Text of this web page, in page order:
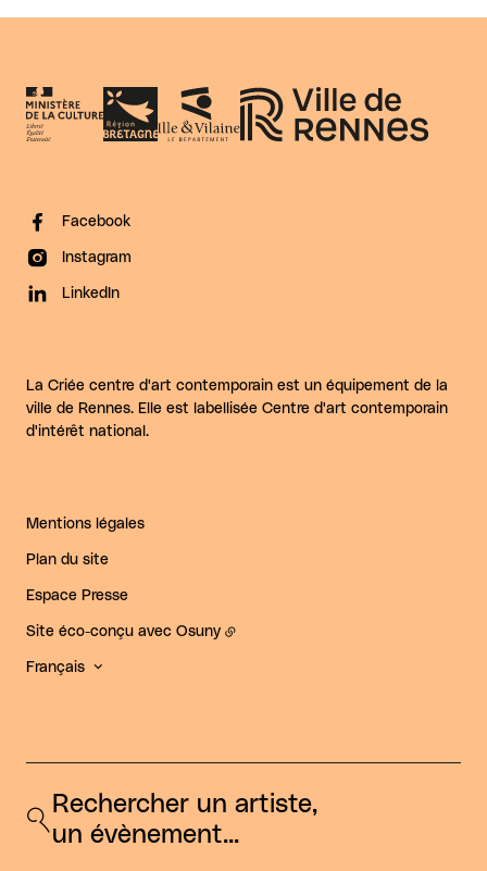
Facebook
Instagram
LinkedIn
La Criée centre d'art contemporain est un équipement de la
ville de Rennes. Elle est labellisée Centre d'art contemporain
d'intérêt national.
Mentions légales
Plan du site
Espace Presse
Site éco-conçu avec Osuny
Français
Rechercher un artiste,
un évènement...